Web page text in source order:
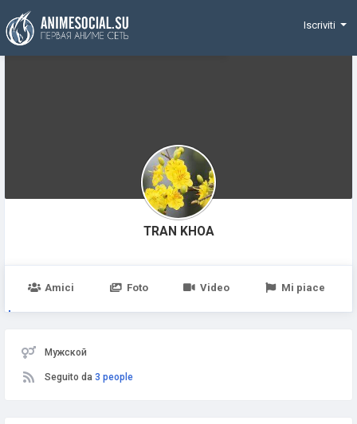
Funding
Iscriviti
TRAN KHOA
Amici Foto Video Mi piace
Мужской
Seguito da 3 people